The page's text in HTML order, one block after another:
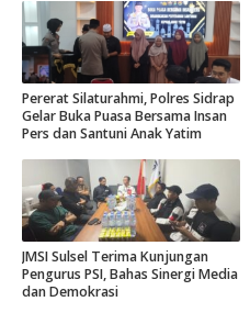
Pererat Silaturahmi, Polres Sidrap
Gelar Buka Puasa Bersama Insan
Pers dan Santuni Anak Yatim
JMSI Sulsel Terima Kunjungan
Pengurus PSI, Bahas Sinergi Media
dan Demokrasi